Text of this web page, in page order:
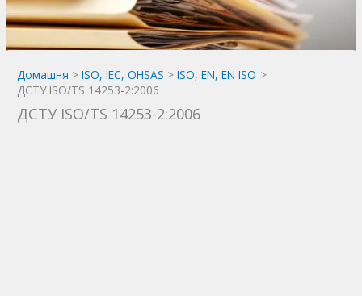
Домашня ISO, IEC, OHSAS
ISO, EN, EN ISO
ДСТУ ISO/TS 14253-2:2006
ДСТУ ISO/TS 14253-2:2006